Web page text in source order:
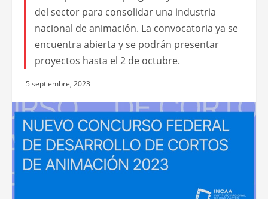
del sector para consolidar una industria
nacional de animación. La convocatoria ya se
encuentra abierta y se podrán presentar
proyectos hasta el 2 de octubre.
5 septiembre, 2023